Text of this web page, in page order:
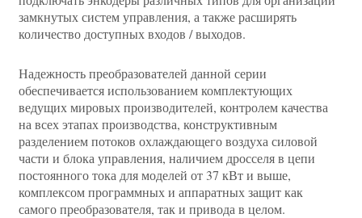
замкнутых систем управления, а также расширять
количество доступных входов / выходов.
Надежность преобразователей данной серии
обеспечивается использованием комплектующих
ведущих мировых производителей, контролем качества
на всех этапах производства, конструктивным
разделением потоков охлаждающего воздуха силовой
части и блока управления, наличием дросселя в цепи
постоянного тока для моделей от 37 кВт и выше,
комплексом программных и аппаратных защит как
самого преобразователя, так и привода в целом.